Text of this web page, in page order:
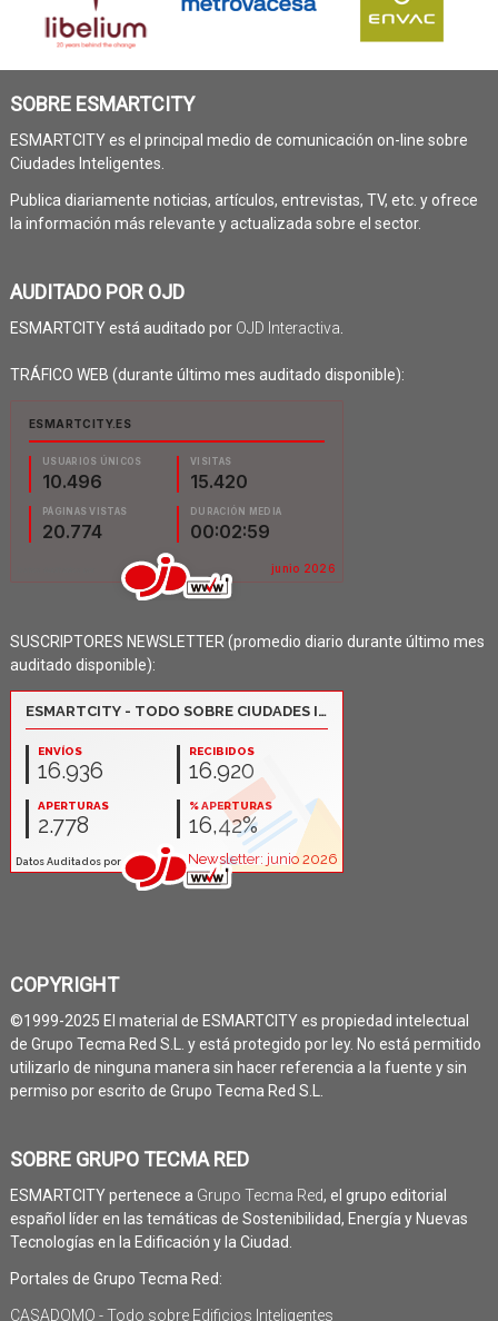
SOBRE ESMARTCITY
ESMARTCITY es el principal medio de comunicación on-line sobre
Ciudades Inteligentes.
Publica diariamente noticias, artículos, entrevistas, TV, etc. y ofrece
la información más relevante y actualizada sobre el sector.
AUDITADO POR OJD
ESMARTCITY está auditado por OJD Interactiva
TRÁFICO WEB (durante último mes auditado disponible):
SUSCRIPTORES NEWSLETTER (promedio diario durante último mes
auditado disponible):
COPYRIGHT
©1999-2025 El material de ESMARTCITY es propiedad intelectual
de Grupo Tecma Red S.L. y está protegido por ley. No está permitido
utilizarlo de ninguna manera sin hacer referencia a la fuente y sin
permiso por escrito de Grupo Tecma Red S.L.
SOBRE GRUPO TECMA RED
ESMARTCITY pertenece a Grupo Tecma Red, el grupo editorial
español líder en las temáticas de Sostenibilidad, Energía y Nuevas
Tecnologías en la Edificación y la Ciudad.
Portales de Grupo Tecma Red:
CASADOMO - Todo sobre Edificios Inteligentes